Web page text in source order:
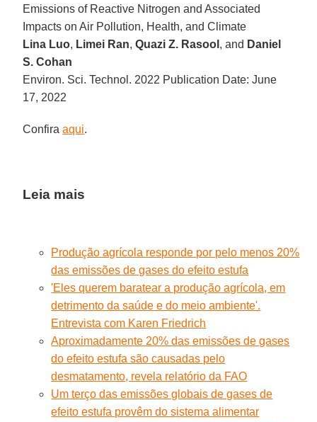
Emissions of Reactive Nitrogen and Associated
Impacts on Air Pollution, Health, and Climate
Lina Luo, Limei Ran,Quazi Z. Rasool , and Daniel
S. Cohan
Environ. Sci. Technol. 2022 Publication Date: June
17, 2022
Confiraaqui.
Leia mais
Produção agrícola responde por pelo menos 20%
das emissões de gases do efeito estufa
'Eles querem baratear a produção agrícola, em
detrimento da saúde e do meio ambiente'.
Entrevista com Karen Friedrich
Aproximadamente 20% das emissões de gases
do efeito estufa são causadas pelo
desmatamento, revela relatório da FAO
Um terço das emissões globais de gases de
efeito estufa provêm do sistema alimentar